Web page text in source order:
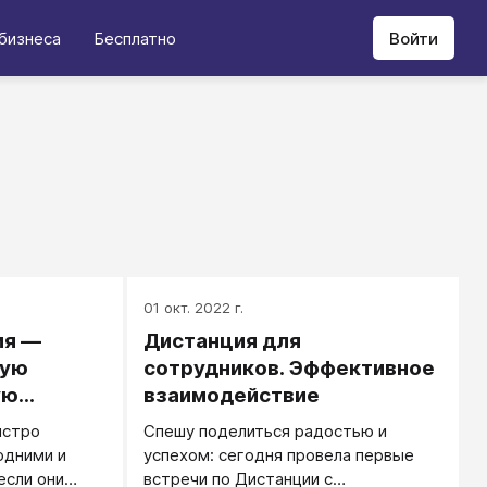
Бесплатно Войти
—
и
они
01 окт. 2022 г.
Дистанция для
сотрудников. Эффективное
взаимодействие
Спешу поделиться радостью и
успехом: сегодня провела первые
встречи по Дистанции с